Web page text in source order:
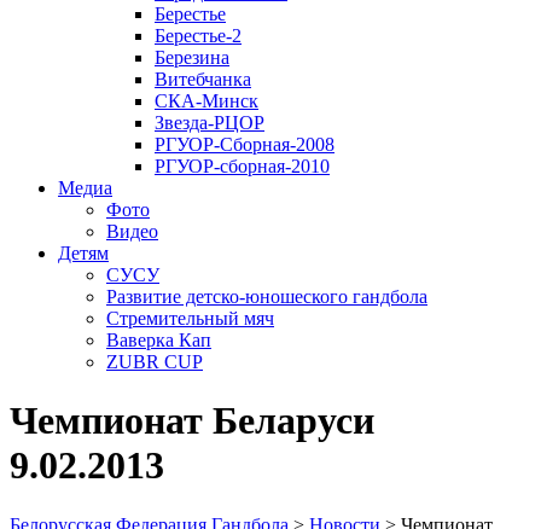
Берестье
Берестье-2
Березина
Витебчанка
СКА-Минск
Звезда-РЦОР
РГУОР-Сборная-2008
РГУОР-сборная-2010
Медиа
Фото
Видео
Детям
СУСУ
Развитие детско-юношеского гандбола
Стремительный мяч
Ваверка Кап
ZUBR CUP
Чемпионат Беларуси
9.02.2013
Белорусская Федерация Гандбола > Новости > Чемпионат